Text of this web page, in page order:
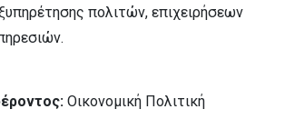
πολιτών, επιχειρήσεων
Οικονομική Πολιτική